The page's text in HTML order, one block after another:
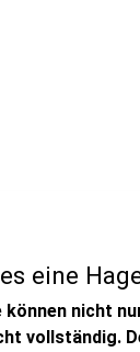
eine
können nicht
vollständig.